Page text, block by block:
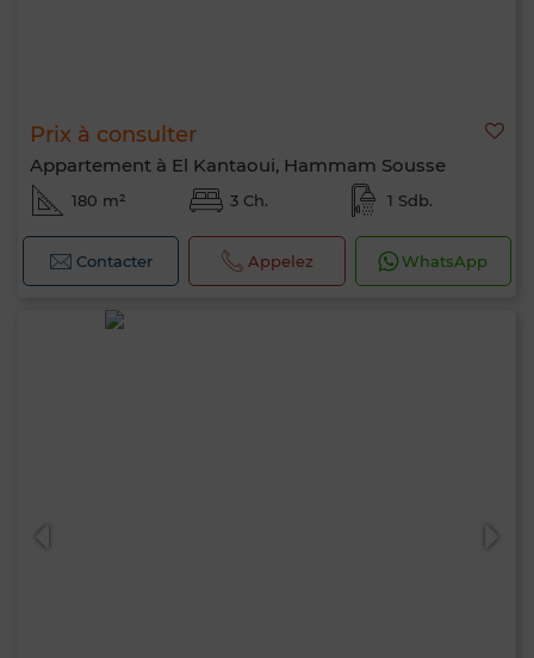
Prix à consulter
Appartement à El Kantaoui, Hammam Sousse
180 m² 3 Ch. 1 Sdb.
Contacter Appelez WhatsApp